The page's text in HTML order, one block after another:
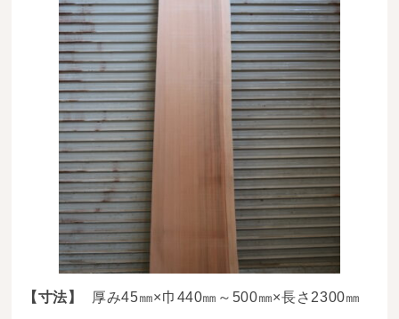
お問い合わせ
お客様の声
お買い物の流れ
送料・お支払い方法について
ご注文前の注意点
Attention
before ordering
一枚板を直販できる店
オイル塗装の
メンテナンスについて
【寸法】 厚み45㎜×巾440㎜～500㎜×長さ2300㎜